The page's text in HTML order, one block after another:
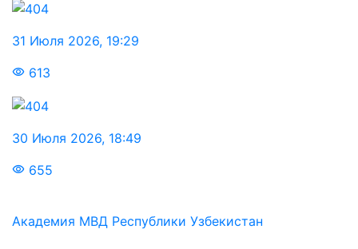
31 Июля 2026, 19:29
613
30 Июля 2026, 18:49
655
Академия МВД Республики Узбекистан